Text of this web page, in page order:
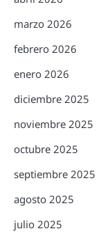
marzo 2026
febrero 2026
enero 2026
diciembre 2025
noviembre 2025
octubre 2025
septiembre 2025
agosto 2025
julio 2025